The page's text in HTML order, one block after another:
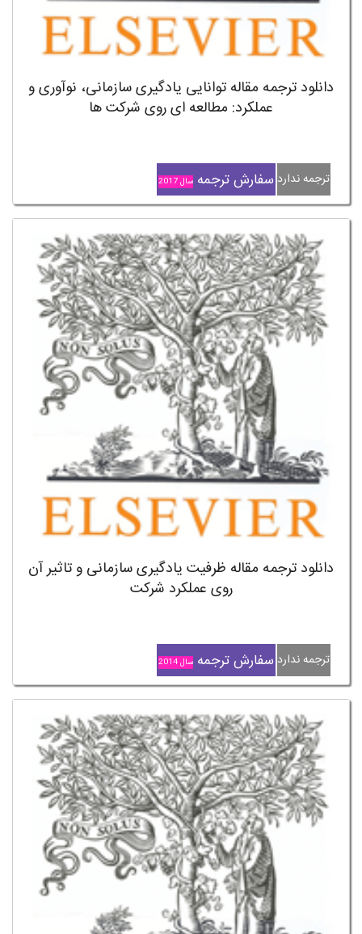
دانلود ترجمه مقاله توانایی یادگیری سازمانی، نوآوری و
عملکرد: مطالعه ای روی شرکت ها
ترجمه ندارد سفارش ترجمه سال 2017
دانلود ترجمه مقاله ظرفیت یادگیری سازمانی و تاثیر آن
روی عملکرد شرکت
ترجمه ندارد سفارش ترجمه سال 2014